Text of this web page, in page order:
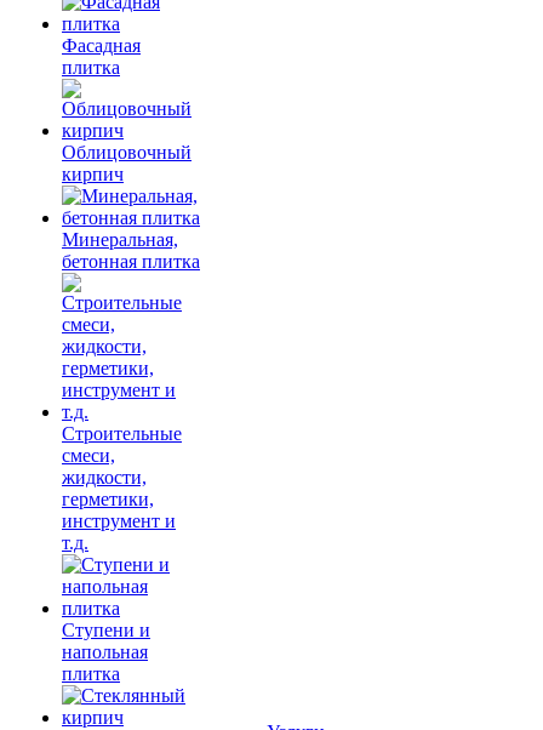
Фасадная
плитка
Облицовочный
кирпич
Минеральная,
бетонная плитка
Строительные
смеси,
жидкости,
герметики,
инструмент и
т.д.
Ступени и
напольная
плитка